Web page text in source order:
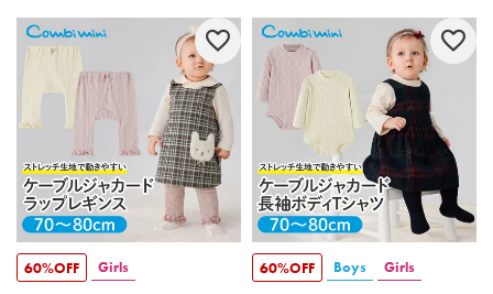
60%OFF Girls 60%OFF Boys Girls